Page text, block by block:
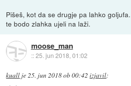
Pišeš, kot da se drugje pa lahko
te bodo zlahka ujeli na laži.
moose_man
::25. jun 2018, 01:02
kuall je25. jun 2018 ob 00:42 izjavil: